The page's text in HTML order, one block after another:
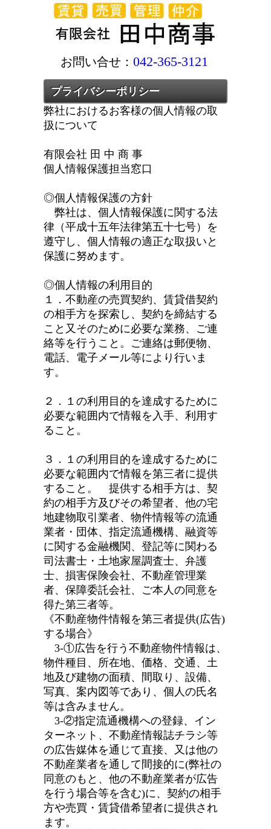
お問い合せ： 042-365-3121
プライバシーポリシー
弊社におけるお客様の個人情報の取
扱について
有限会社 田 中 商 事
個人情報保護担当窓口
◎個人情報保護の方針
弊社は、個人情報保護に関する法
律（平成十五年法律第五十七号）を
遵守し、個人情報の適正な取扱いと
保護に努めます。
◎個人情報の利用目的
１．不動産の売買契約、賃貸借契約
の相手方を探索し、契約を締結する
こと又そのために必要な業務、ご連
絡等を行うこと。ご連絡は郵便物、
電話、電子メール等により行いま
す。
２．１の利用目的を達成するために
必要な範囲内で情報を入手、利用す
ること。
３．１の利用目的を達成するために
必要な範囲内で情報を第三者に提供
すること。 提供する相手方は、契
約の相手方及びその希望者、他の宅
地建物取引業者、物件情報等の流通
業者・団体、指定流通機構、融資等
に関する金融機関、登記等に関わる
司法書士・土地家屋調査士、弁護
士、損害保険会社、不動産管理業
者、保障委託会社、ご本人の同意を
得た第三者等。
《不動産物件情報を第三者提供(広告)
する場合》
3-①広告を行う不動産物件情報は、
物件種目、所在地、価格、交通、土
地及び建物の面積、間取り、設備、
写真、案内図等であり、個人の氏名
等は含みません。
3-②指定流通機構への登録、イン
ターネット、不動産情報誌チラシ等
の広告媒体を通じて直接、又は他の
不動産業者を通して間接的に(弊社の
同意のもと、他の不動産業者が広告
を行う場合等を含む)に、契約の相手
方や売買・賃貸借希望者に提供され
ます。